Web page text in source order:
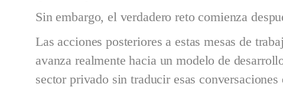
Sin embargo, el verdadero reto comienza
Las acciones posteriores a estas mesas de
avanza realmente hacia un modelo de
sector privado sin traducir esas